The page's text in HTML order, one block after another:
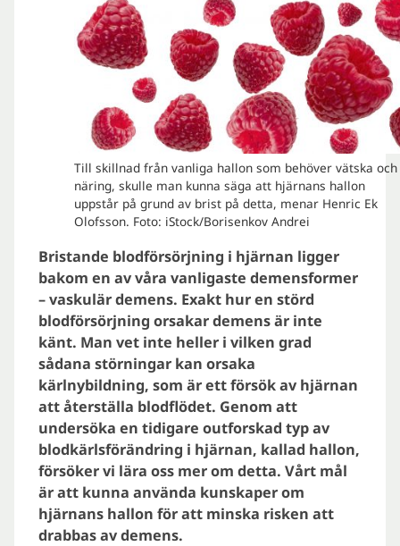
Till skillnad från vanliga hallon som behöver vätska och
näring, skulle man kunna säga att hjärnans hallon
uppstår på grund av brist på detta, menar Henric Ek
Olofsson. Foto: iStock/Borisenkov Andrei
Bristande blodförsörjning i hjärnan ligger
bakom en av våra vanligaste demensformer
– vaskulär demens. Exakt hur en störd
blodförsörjning orsakar demens är inte
känt. Man vet inte heller i vilken grad
sådana störningar kan orsaka
kärlnybildning, som är ett försök av hjärnan
att återställa blodflödet. Genom att
undersöka en tidigare outforskad typ av
blodkärlsförändring i hjärnan, kallad hallon,
försöker vi lära oss mer om detta. Vårt mål
är att kunna använda kunskaper om
hjärnans hallon för att minska risken att
drabbas av demens.